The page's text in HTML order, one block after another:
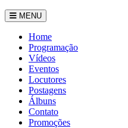
MENU
Home
Programação
Vídeos
Eventos
Locutores
Postagens
Álbuns
Contato
Promoções